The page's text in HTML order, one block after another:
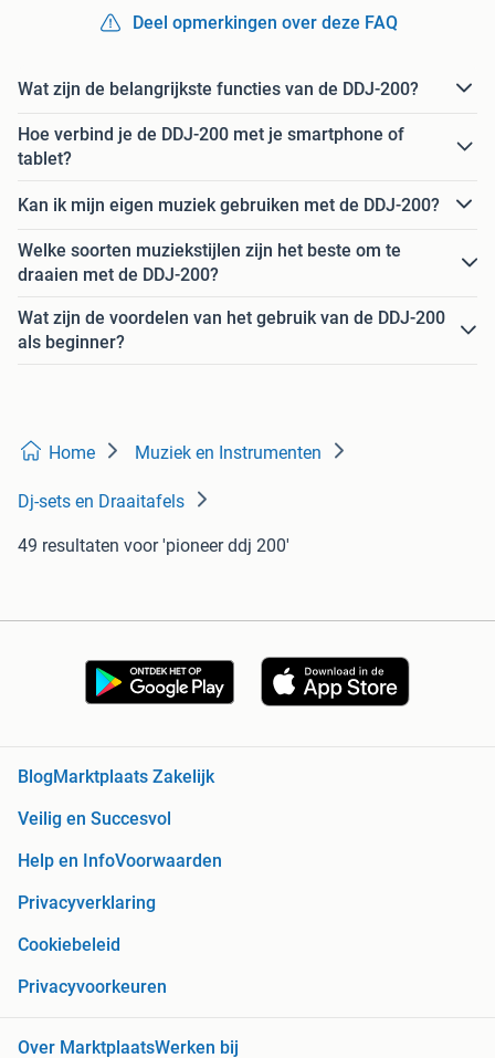
Deel opmerkingen over deze FAQ
Wat zijn de belangrijkste functies van de DDJ-200?
Hoe verbind je de DDJ-200 met je smartphone of
tablet?
Kan ik mijn eigen muziek gebruiken met de DDJ-200?
Welke soorten muziekstijlen zijn het beste om te
draaien met de DDJ-200?
Wat zijn de voordelen van het gebruik van de DDJ-200
als beginner?
Home Muziek en Instrumenten
Dj-sets en Draaitafels
49 resultaten voor 'pioneer ddj 200'
BlogMarktplaats Zakelijk
Veilig en Succesvol
Help en InfoVoorwaarden
Privacyverklaring
Cookiebeleid
Privacyvoorkeuren
Over MarktplaatsWerken bij